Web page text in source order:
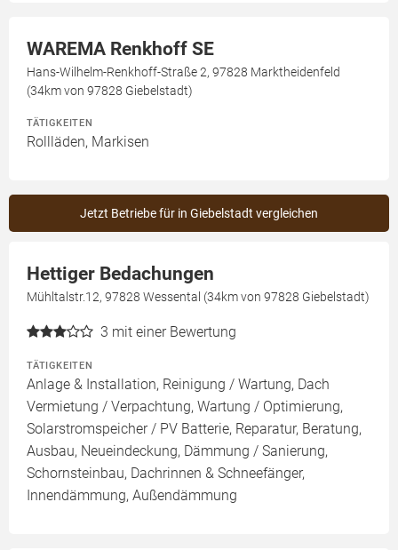
WAREMA Renkhoff SE
Hans-Wilhelm-Renkhoff-Straße 2, 97828 Marktheidenfeld
(34km von 97828 Giebelstadt)
TÄTIGKEITEN
Rollläden, Markisen
Jetzt Betriebe für in Giebelstadt vergleichen
Hettiger Bedachungen
Mühltalstr.12, 97828 Wessental (34km von 97828 Giebelstadt)
3 mit einer Bewertung
TÄTIGKEITEN
Anlage & Installation, Reinigung / Wartung, Dach
Vermietung / Verpachtung, Wartung / Optimierung,
Solarstromspeicher / PV Batterie, Reparatur, Beratung,
Ausbau, Neueindeckung, Dämmung / Sanierung,
Schornsteinbau, Dachrinnen & Schneefänger,
Innendämmung, Außendämmung